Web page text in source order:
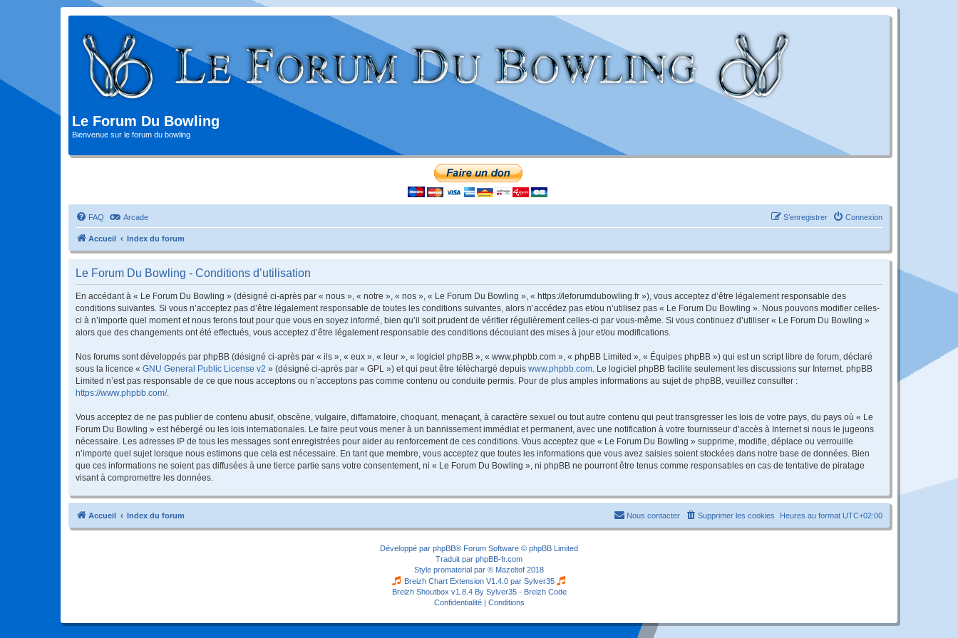
Le Forum Du Bowling
Bienvenue sur le forum du bowling
FAQ Arcade Connexion
S’enregistrer
Accueil Index du forum
Le Forum Du Bowling - Conditions d’utilisation
En accédant à « Le Forum Du Bowling » (désigné ci-après par « nous », « notre », « nos », « Le Forum Du Bowling », « https://leforumdubowling.fr »), vous acceptez d’être légalement responsable des
conditions suivantes. Si vous n’acceptez pas d’être légalement responsable de toutes les conditions suivantes, alors n’accédez pas et/ou n’utilisez pas « Le Forum Du Bowling ». Nous pouvons modifier celles-
ci à n’importe quel moment et nous ferons tout pour que vous en soyez informé, bien qu’il soit prudent de vérifier régulièrement celles-ci par vous-même. Si vous continuez d’utiliser « Le Forum Du Bowling »
alors que des changements ont été effectués, vous acceptez d’être légalement responsable des conditions découlant des mises à jour et/ou modifications.
Nos forums sont développés par phpBB (désigné ci-après par « ils », « eux », « leur », « logiciel phpBB », « www.phpbb.com », « phpBB Limited », « Équipes phpBB ») qui est un script libre de forum, déclaré
sous la licence « GNU General Public License v2 » (désigné ci-après par « GPL ») et qui peut être téléchargé depuis www.phpbb.com . Le logiciel phpBB facilite seulement les discussions sur Internet. phpBB
Limited n’est pas responsable de ce que nous acceptons ou n’acceptons pas comme contenu ou conduite permis. Pour de plus amples informations au sujet de phpBB, veuillez consulter :
https://www.phpbb.com/.
Vous acceptez de ne pas publier de contenu abusif, obscène, vulgaire, diffamatoire, choquant, menaçant, à caractère sexuel ou tout autre contenu qui peut transgresser les lois de votre pays, du pays où « Le
Forum Du Bowling » est hébergé ou les lois internationales. Le faire peut vous mener à un bannissement immédiat et permanent, avec une notification à votre fournisseur d’accès à Internet si nous le jugeons
nécessaire. Les adresses IP de tous les messages sont enregistrées pour aider au renforcement de ces conditions. Vous acceptez que « Le Forum Du Bowling » supprime, modifie, déplace ou verrouille
n’importe quel sujet lorsque nous estimons que cela est nécessaire. En tant que membre, vous acceptez que toutes les informations que vous avez saisies soient stockées dans notre base de données. Bien
que ces informations ne soient pas diffusées à une tierce partie sans votre consentement, ni « Le Forum Du Bowling », ni phpBB ne pourront être tenus comme responsables en cas de tentative de piratage
visant à compromettre les données.
Accueil Index du forum Heures au format UTC+02:00
Supprimer les cookies
Nous contacter
Développé par phpBB® Forum Software © phpBB Limited
Traduit par phpBB-fr.com
Style promaterial par © Mazeltof 2018
Breizh Chart Extension V1.4.0 par Sylver35
Breizh Shoutbox v1.8.4 By Sylver35 - Breizh Code
Confidentialité| Conditions